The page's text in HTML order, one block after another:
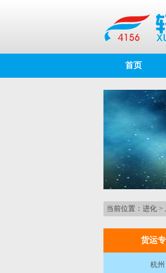
首页
当前位置： 进化 >
货运
杭州